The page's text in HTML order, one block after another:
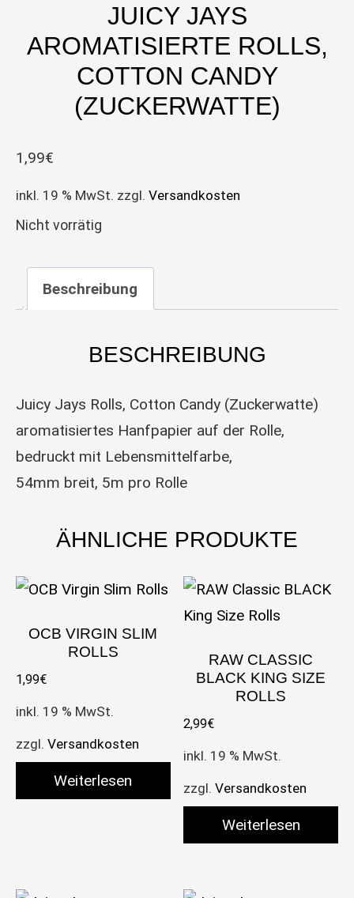
JUICY JAYS
AROMATISIERTE ROLLS,
COTTON CANDY
(ZUCKERWATTE)
1,99€
inkl. 19 % MwSt. zzgl. Versandkosten
Nicht vorrätig
Beschreibung
BESCHREIBUNG
Juicy Jays Rolls, Cotton Candy (Zuckerwatte)
aromatisiertes Hanfpapier auf der Rolle,
bedruckt mit Lebensmittelfarbe,
54mm breit, 5m pro Rolle
ÄHNLICHE PRODUKTE
OCB VIRGIN SLIM
ROLLS
1,99€
inkl. 19 % MwSt.
zzgl. Versandkosten
Weiterlesen
RAW CLASSIC
BLACK KING SIZE
ROLLS
2,99€
inkl. 19 % MwSt.
zzgl.Versandkosten
Weiterlesen